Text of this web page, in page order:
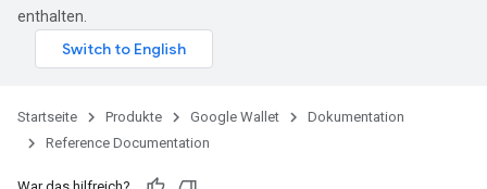
enthalten.
Startseite Produkte Google Wallet
Dokumentation
Reference Documentation